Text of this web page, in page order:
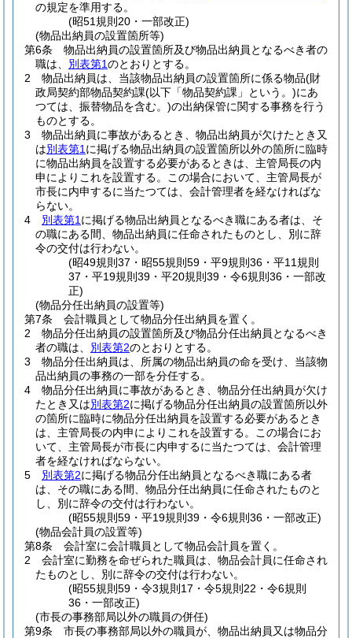
の規定を準用する。
(昭51規則20・一部改正)
(物品出納員の設置箇所等)
第6条
物品出納員の設置箇所及び物品出納員となるべき者の
職は、 別表第1のとおりとする。
2
物品出納員は、当該物品出納員の設置箇所に係る物品(財
政局契約部物品契約課(以下「物品契約課」という。)にあ
つては、振替物品を含む。)の出納保管に関する事務を行う
ものとする。
3
物品出納員に事故があるとき、物品出納員が欠けたとき又
は別表第1 に掲げる物品出納員の設置箇所以外の箇所に臨時
に物品出納員を設置する必要があるときは、主管局長の内
申によりこれを設置する。
この場合において、主管局長が
市長に内申するに当たつては、会計管理者を経なければな
らない。
4
別表第1 に掲げる物品出納員となるべき職にある者は、そ
の職にある間、物品出納員に任命されたものとし、別に辞
令の交付は行わない。
(昭49規則37・昭55規則59・平9規則36・平11規則
37・平19規則39・平20規則39・令6規則36・一部改
正)
(物品分任出納員の設置等)
第7条
会計職員として物品分任出納員を置く。
2
物品分任出納員の設置箇所及び物品分任出納員となるべき
者の職は、 別表第2のとおりとする。
3
物品分任出納員は、所属の物品出納員の命を受け、当該物
品出納員の事務の一部を分任する。
4
物品分任出納員に事故があるとき、物品分任出納員が欠け
たとき又は別表第2に掲げる物品分任出納員の設置箇所以外
の箇所に臨時に物品分任出納員を設置する必要があるとき
は、主管局長の内申によりこれを設置する。
この場合にお
いて、主管局長が市長に内申するに当たつては、会計管理
者を経なければならない。
5
別表第2に掲げる物品分任出納員となるべき職にある者
は、その職にある間、物品分任出納員に任命されたものと
し、別に辞令の交付は行わない。
(昭55規則59・平19規則39・令6規則36・一部改正)
(物品会計員の設置等)
第8条
会計室に会計職員として物品会計員を置く。
2
会計室に勤務を命ぜられた職員は、物品会計員に任命され
たものとし、別に辞令の交付は行わない。
(昭55規則59・令3規則17・令5規則22・令6規則
36・一部改正)
(市長の事務部局以外の職員の併任)
第9条
市長の事務部局以外の職員が、物品出納員又は物品分